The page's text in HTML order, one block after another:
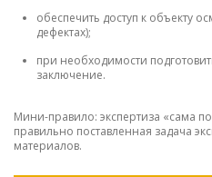
обеспечить доступ к объекту
дефектах);
при необходимости
заключение.
Мини-правило: экспертиза «сама
правильно поставленная задача
материалов.